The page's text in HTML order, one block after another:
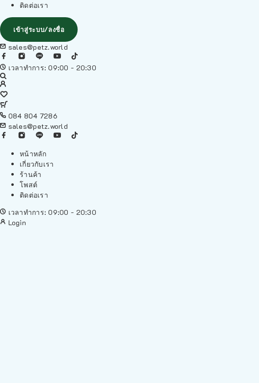
ติดต่อเรา
เข้าสู่ระบบ/ลงชื่อ
sales@petz.world
เวลาทำการ: 09:00 - 20:30
084 804 7286
sales@petz.world
หน้าหลัก
เกี่ยวกับเรา
ร้านค้า
โพสต์
ติดต่อเรา
เวลาทำการ: 09:00 - 20:30
Login